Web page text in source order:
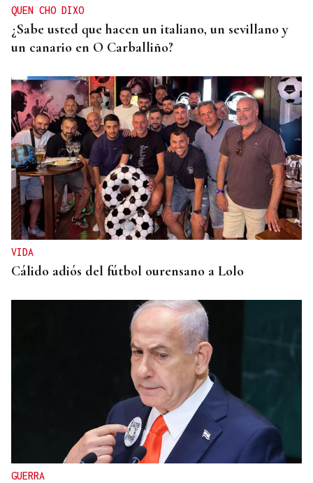
QUEN CHO DIXO
¿Sabe usted que hacen un italiano, un sevillano y
un canario en O Carballiño?
VIDA
Cálido adiós del fútbol ourensano a Lolo
GUERRA